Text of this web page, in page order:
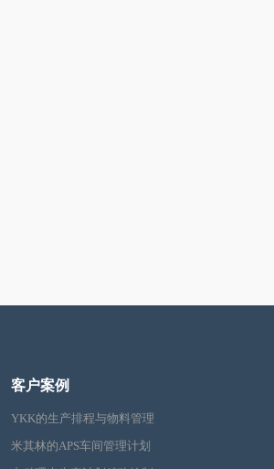
客户案例
YKK的生产排程与物料管理
米其林的APS车间管理计划